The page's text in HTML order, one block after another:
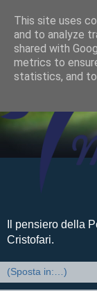
Il pensiero della
Cristofari.
This site uses
and to analyze
shared with
metrics to
statistics, and